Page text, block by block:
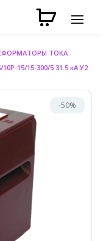
ТОКА
15/15-300/5 31.5 кА У2
-50%